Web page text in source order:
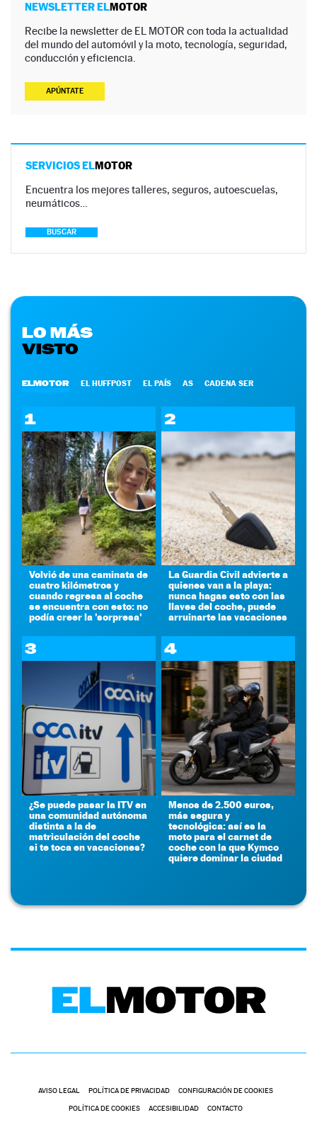
NEWSLETTER ELMOTOR
Recibe la newsletter de EL MOTOR con toda la actualidad
del mundo del automóvil y la moto, tecnología, seguridad,
conducción y eficiencia.
APÚNTATE
SERVICIOS ELMOTOR
Encuentra los mejores talleres, seguros, autoescuelas,
neumáticos…
BUSCAR
LO MÁS
VISTO
ELMOTOR EL HUFFPOST EL PAÍS AS CADENA SER
1
Volvió de una caminata de
cuatro kilómetros y
cuando regresa al coche
se encuentra con esto: no
podía creer la 'sorpresa'
2
La Guardia Civil advierte a
quienes van a la playa:
nunca hagas esto con las
llaves del coche, puede
arruinarte las vacaciones
3
¿Se puede pasar la ITV en
una comunidad autónoma
distinta a la de
matriculación del coche
si te toca en vacaciones?
4
Menos de 2.500 euros,
más segura y
tecnológica: así es la
moto para el carnet de
coche con la que Kymco
quiere dominar la ciudad
AVISO LEGAL POLÍTICA DE PRIVACIDAD CONFIGURACIÓN DE COOKIES
POLÍTICA DE COOKIES ACCESIBILIDAD CONTACTO